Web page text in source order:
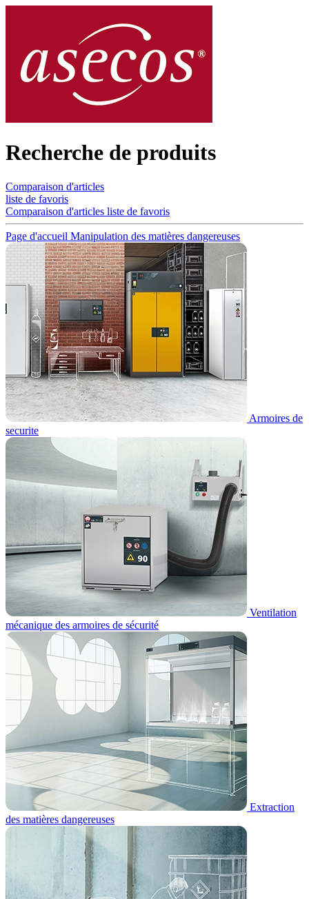
Recherche de produits
Comparaison d'articles
liste de favoris
Comparaison d'articles liste de favoris
Page d'accueil Manipulation des matières dangereuses
Armoires de
securite
Ventilation
mécanique des armoires de sécurité
Extraction
des matières dangereuses